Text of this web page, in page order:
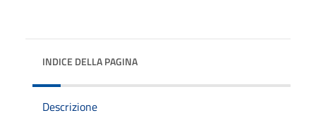
INDICE DELLA PAGINA
Descrizione